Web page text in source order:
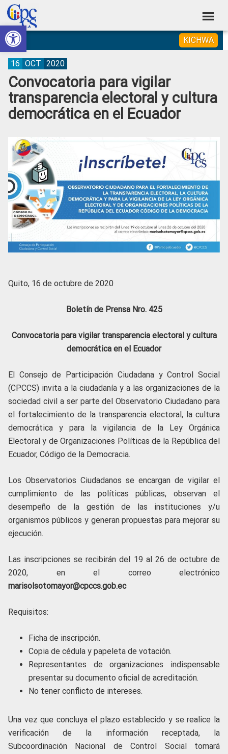
Abrir barra de herramientas
Skip
to
primary
navigation
Skip
to
main
content
Skip
to
primary
sidebar
Skip
to
footer
Consejo
de
Participación
Ciudadana
Control
Social
Construyendo
Poder
Ciudadano
KICHWA
Convocatoria para vigilar
transparencia electoral y cultura
democrática en el Ecuador
16 OCT 2020
Quito, 16 de octubre de 2020
Boletín de Prensa Nro. 425
Convocatoria para vigilar transparencia electoral y cultura
democrática en el Ecuador
El Consejo de Participación Ciudadana y Control Social
(CPCCS) invita a la ciudadanía y a las organizaciones de la
sociedad civil a ser parte del Observatorio Ciudadano para
el fortalecimiento de la transparencia electoral, la cultura
democrática y para la vigilancia de la Ley Orgánica
Electoral y de Organizaciones Políticas de la República del
Ecuador, Código de la Democracia.
Los Observatorios Ciudadanos se encargan de vigilar el
cumplimiento de las políticas públicas, observan el
desempeño de la gestión de las instituciones y/u
organismos públicos y generan propuestas para mejorar su
ejecución.
Las inscripciones se recibirán del 19 al 26 de octubre de
2020, en el correo electrónico
marisolsotomayor@cpccs.gob.ec
Requisitos:
Ficha de inscripción.
Copia de cédula y papeleta de votación.
Representantes de organizaciones indispensable
presentar su documento oficial de acreditación.
No tener conflicto de intereses.
Una vez que concluya el plazo establecido y se realice la
verificación de la información receptada, la
Subcoordinación Nacional de Control Social tomará